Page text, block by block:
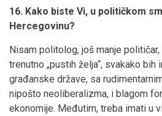
16. Kako biste Vi, u političkom
Hercegovinu?
Nisam politolog, još manje
trenutno „pustih želja“, svakako
građanske države, sa
nipošto neoliberalizma, i blagom
ekonomije. Međutim, treba imati u